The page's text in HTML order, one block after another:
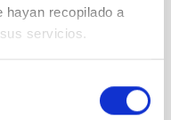
hayan recopilado a
servicios.